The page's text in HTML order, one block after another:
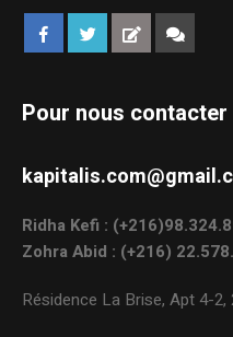
Pour nous contacter
Ridha Kefi :
Zohra Abid : (+216)
Résidence La Brise, Apt 4-2,